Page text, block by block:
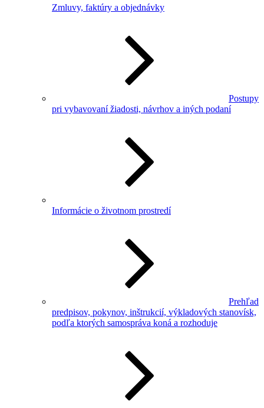
Zmluvy, faktúry a objednávky
Postupy
pri vybavovaní žiadosti, návrhov a iných podaní
Informácie o životnom prostredí
Prehľad
predpisov, pokynov, inštrukcií, výkladových stanovísk,
podľa ktorých samospráva koná a rozhoduje